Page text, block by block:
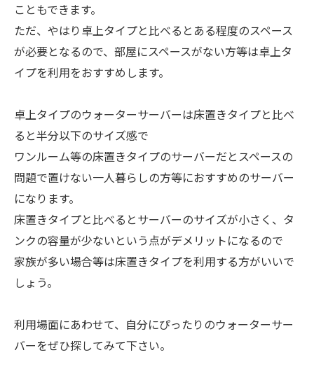
こともできます。
ただ、やはり卓上タイプと比べるとある程度のスペース
が必要となるので、部屋にスペースがない方等は卓上タ
イプを利用をおすすめします。
卓上タイプのウォーターサーバーは床置きタイプと比べ
ると半分以下のサイズ感で
ワンルーム等の床置きタイプのサーバーだとスペースの
問題で置けない一人暮らしの方等におすすめのサーバー
になります。
床置きタイプと比べるとサーバーのサイズが小さく、タ
ンクの容量が少ないという点がデメリットになるので
家族が多い場合等は床置きタイプを利用する方がいいで
しょう。
利用場面にあわせて、自分にぴったりのウォーターサー
バーをぜひ探してみて下さい。